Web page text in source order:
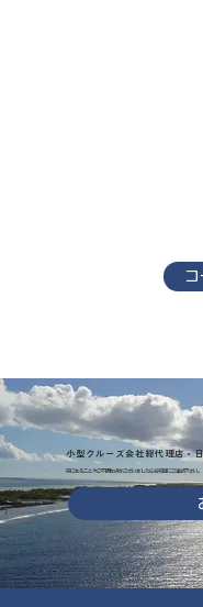
小型クルーズ会社総代理店・
気になることやご不明な点がございましたらお気軽にご連絡下さい。